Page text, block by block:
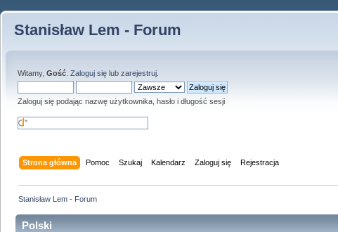
Stanisław Lem - Forum
Witamy, Gość Zaloguj się lub zarejestruj
Zaloguj się podając nazwę użytkownika, hasło i długość sesji
Strona główna Pomoc Szukaj Kalendarz Zaloguj się Rejestracja
Stanisław Lem - Forum
Polski